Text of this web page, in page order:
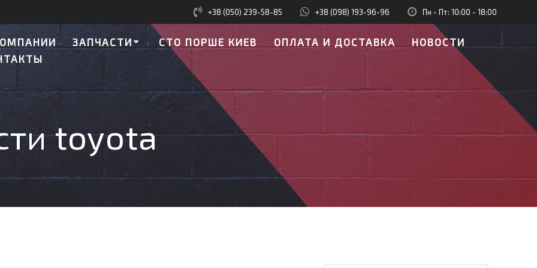
+38 (050) 239-58-85 +38 (098) 193-96-96 Пн - Пт: 10:00 - 18:00
ЗАПЧАСТИ СТО ПОРШЕ КИЕВ ОПЛАТА И ДОСТАВКА
НОВОСТИ
toyota